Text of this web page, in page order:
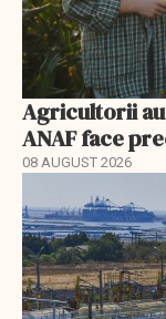
Agricultorii au
ANAF face
08 AUGUST 2026